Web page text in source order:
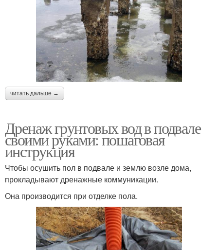
читать дальше →
Дренаж грунтовых вод в подвале
своими руками: пошаговая
инструкция
Чтобы осушить пол в подвале и землю возле дома,
прокладывают дренажные коммуникации.
Она производится при отделке пола.